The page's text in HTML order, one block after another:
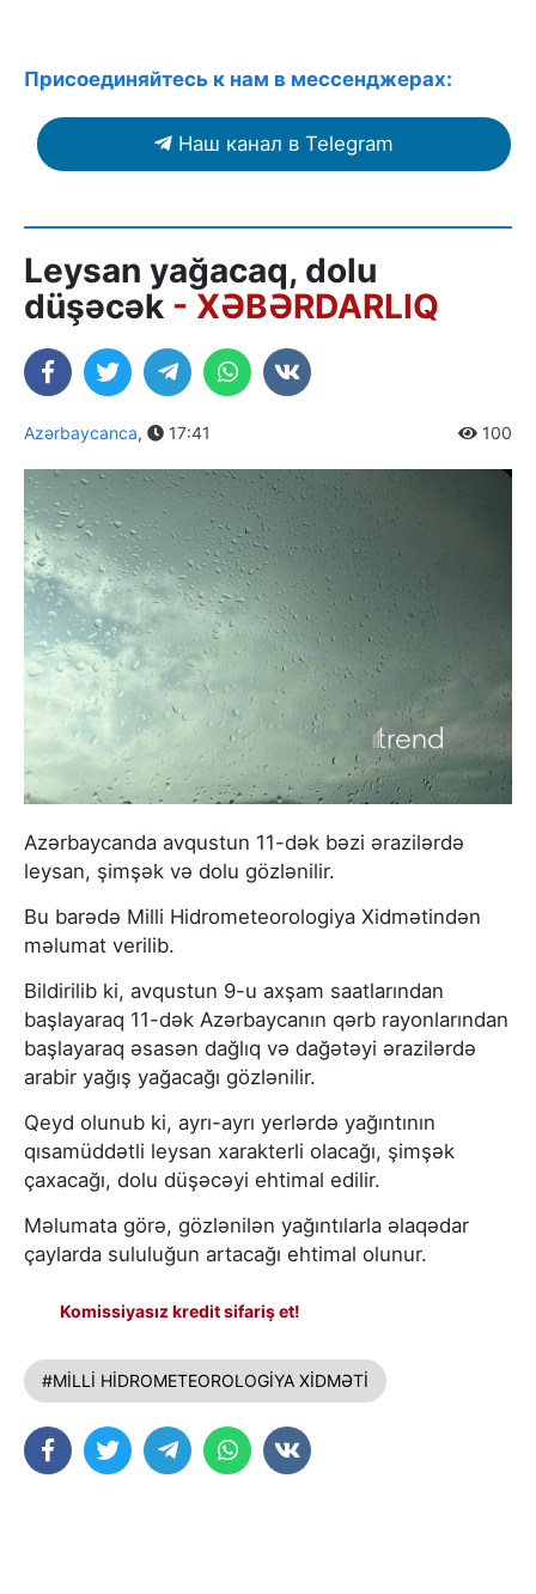
Присоединяйтесь к нам в мессенджерах:
Наш канал в Telegram
Leysan yağacaq, dolu
düşəcək - XƏBƏRDARLIQ
Azərbaycanca, 17:41 100
Azərbaycanda avqustun 11-dək bəzi ərazilərdə
leysan, şimşək və dolu gözlənilir.
Bu barədə Milli Hidrometeorologiya Xidmətindən
məlumat verilib.
Bildirilib ki, avqustun 9-u axşam saatlarından
başlayaraq 11-dək Azərbaycanın qərb rayonlarından
başlayaraq əsasən dağlıq və dağətəyi ərazilərdə
arabir yağış yağacağı gözlənilir.
Qeyd olunub ki, ayrı-ayrı yerlərdə yağıntının
qısamüddətli leysan xarakterli olacağı, şimşək
çaxacağı, dolu düşəcəyi ehtimal edilir.
Məlumata görə, gözlənilən yağıntılarla əlaqədar
çaylarda sululuğun artacağı ehtimal olunur.
Komissiyasız kredit sifariş et!
#MİLLİ HİDROMETEOROLOGİYA XİDMƏTİ